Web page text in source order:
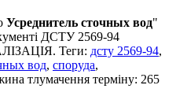
Усреднитель сточных вод"
ДСТУ 2569-94
Теги: дсту 2569-94,
вод, споруда,
тлумачення терміну: 265